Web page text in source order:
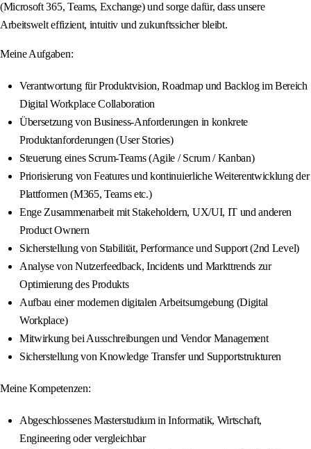
(Microsoft 365, Teams, Exchange) und sorge dafür, dass unsere
Arbeitswelt effizient, intuitiv und zukunftssicher bleibt.
Meine Aufgaben:
Verantwortung für Produktvision, Roadmap und Backlog im Bereich
Digital Workplace Collaboration
Übersetzung von Business-Anforderungen in konkrete
Produktanforderungen (User Stories)
Steuerung eines Scrum-Teams (Agile / Scrum / Kanban)
Priorisierung von Features und kontinuierliche Weiterentwicklung der
Plattformen (M365, Teams etc.)
Enge Zusammenarbeit mit Stakeholdern, UX/UI, IT und anderen
Product Ownern
Sicherstellung von Stabilität, Performance und Support (2nd Level)
Analyse von Nutzerfeedback, Incidents und Markttrends zur
Optimierung des Produkts
Aufbau einer modernen digitalen Arbeitsumgebung (Digital
Workplace)
Mitwirkung bei Ausschreibungen und Vendor Management
Sicherstellung von Knowledge Transfer und Supportstrukturen
Meine Kompetenzen:
Abgeschlossenes Masterstudium in Informatik, Wirtschaft,
Engineering oder vergleichbar